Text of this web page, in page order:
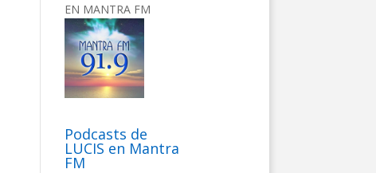
EN MANTRA FM
Podcasts de
LUCIS en Mantra
FM